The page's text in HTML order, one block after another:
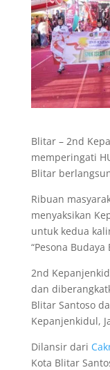
Blitar – 2nd
memperingati
Blitar
Ribuan
menyaksikan
untuk kedua
“Pesona
2nd
dan
Blitar Santoso
Kepanjenkidul,
Dilansir dari
Kota Blitar